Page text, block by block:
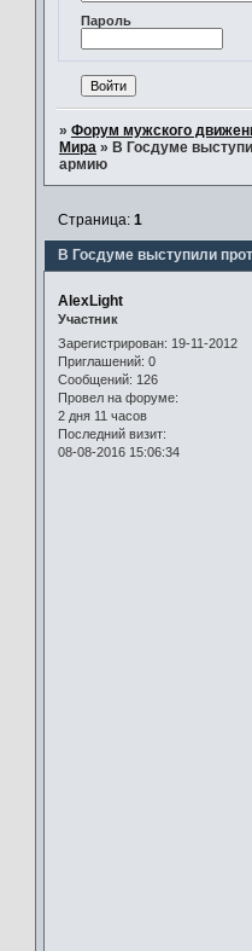
Пароль
» Форум мужского
Мира » В Госдуме
армию
В Госдуме выступили
Страница: 1
AlexLight
Участник
Зарегистрирован: 19-11-2012
Приглашений: 0
Сообщений: 126
Провел на форуме:
2 дня 11 часов
Последний визит:
08-08-2016 15:06:34